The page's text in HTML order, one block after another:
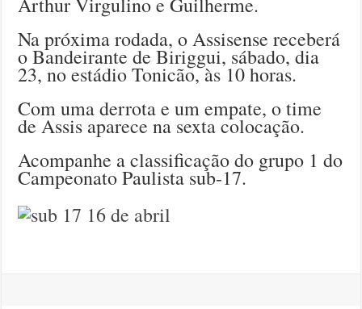
Na próxima rodada, o Assisense receberá
o Bandeirante de Biriggui, sábado, dia
23, no estádio Tonicão, às 10 horas.
Com uma derrota e um empate, o time
de Assis aparece na sexta colocação.
Acompanhe a classificação do grupo 1 do
Campeonato Paulista sub-17.